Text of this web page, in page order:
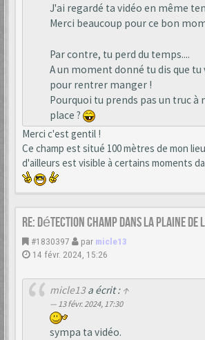
J'ai regardé ta vidéo en même
Merci beaucoup pour ce bon
Par contre, tu perd du temps....
A un moment donné tu dis que tu
pour rentrer manger !
Pourquoi tu prends pas un truc à
place ?
Merci c'est gentil !
Ce champ est situé 100 mètres de mon
d'ailleurs est visible à certains moments
Re: Détection champ dans la Plaine
#1830397 par micle13
14 févr. 2024, 15:26
micle13a écrit : ↑
13 févr. 2024, 17:30
sympa ta vidéo.